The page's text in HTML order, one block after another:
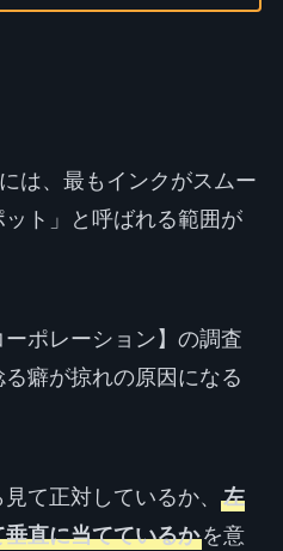
は、最もインクがスムー
ト」と呼ばれる範囲が
ーポレーション】の調査
癖が掠れの原因になる
て正対しているか、
左
直に当てているかを意